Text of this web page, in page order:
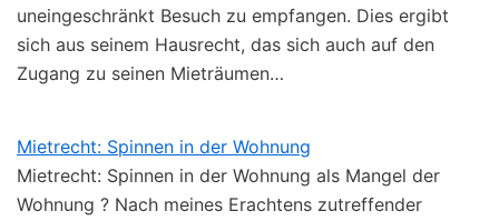
uneingeschränkt Besuch zu empfangen. Dies ergibt
sich aus seinem Hausrecht, das sich auch auf den
Zugang zu seinen Mieträumen…
Mietrecht: Spinnen in der Wohnung
Mietrecht: Spinnen in der Wohnung als Mangel der
Wohnung ? Nach meines Erachtens zutreffender